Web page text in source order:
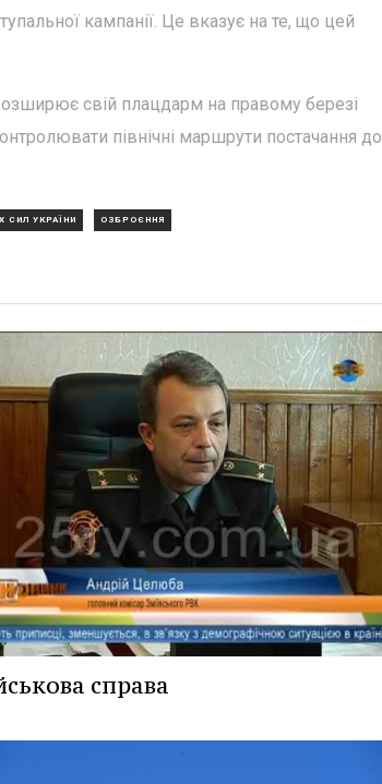
кампанії. Це вказує на те, що цей
свій плацдарм на правому березі
північні маршрути постачання до
СИЛ УКРАЇНИ ОЗБРОЄННЯ
справа